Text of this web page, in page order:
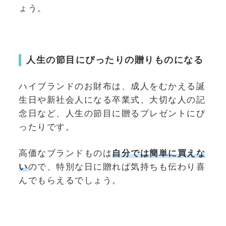
ょう。
人生の節目にぴったりの贈りものになる
ハイブランドのお財布は、成人をむかえる誕
生日や新社会人になる卒業式、大切な人の記
念日など、人生の節目に贈るプレゼントにぴ
ったりです。
高価なブランドものは自分では簡単に買えな
いので、特別な日に贈れば気持ちも伝わり喜
んでもらえるでしょう。